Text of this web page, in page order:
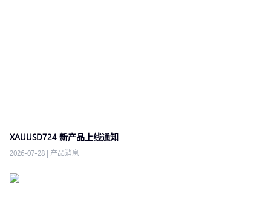
XAUUSD724 新产品上线通知
2026-07-28 | 产品消息